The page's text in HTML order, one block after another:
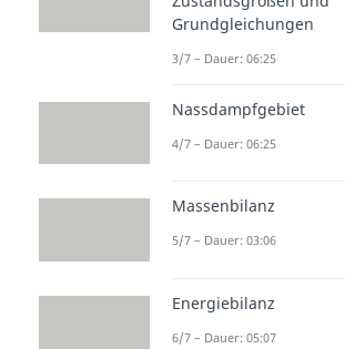
Isotherme
DieFläche unter
entspricht der
Dissipationsarbeit.
isothermen
Grundgleichungen
3/7 – Dauer: 06:25
Nassdampfgebiet
4/7 – Dauer: 06:25
Massenbilanz
5/7 – Dauer: 03:06
Energiebilanz
6/7 – Dauer: 05:07